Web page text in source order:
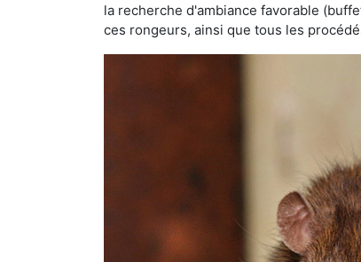
la recherche d'ambiance favorable
ces rongeurs, ainsi que tous les